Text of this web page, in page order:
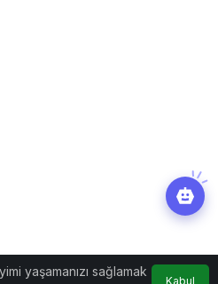
yaşamanızı sağlamak
Kabul